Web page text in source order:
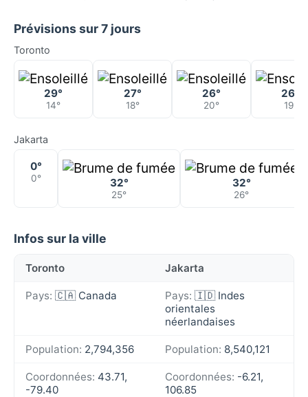
Prévisions sur 7 jours
Toronto
29°
14°
27°
18°
26°
20°
26°
19°
Jakarta
0°
0° 32°
25°
32°
26°
Infos sur la ville
Toronto Jakarta
Pays: 🇨🇦 Canada Pays: 🇮🇩 Indes
orientales
néerlandaises
Population: 2,794,356 Population: 8,540,121
Coordonnées: 43.71,
-79.40
Coordonnées: -6.21,
106.85